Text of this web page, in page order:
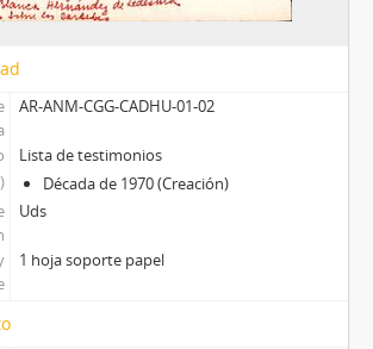
AR-ANM-CGG-CADHU-01-02
Lista de testimonios
Década de 1970 (Creación)
Uds
1 hoja soporte papel